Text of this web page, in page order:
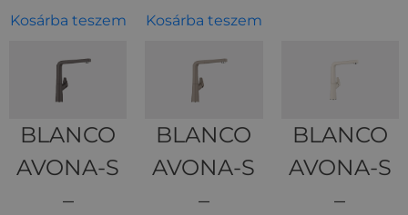
Kosárba teszem
Kosárba teszem
BLANCO
AVONA-S
–
BLANCO
AVONA-S
–
BLANCO
AVONA-S
–